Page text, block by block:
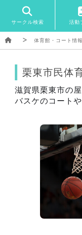
サークル検索 活動
体育館・コート情報
栗東市民体
滋賀県栗東市の
バスケのコート